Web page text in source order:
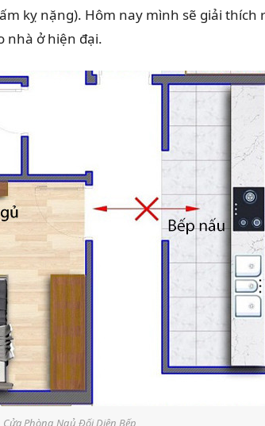
kỵ nặng). Hôm nay mình sẽ giải
nhà ở hiện đại.
Cửa Phòng Ngủ Đối Diện Bếp